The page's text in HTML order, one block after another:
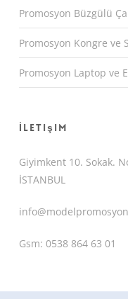
Promosyon Büzgülü
Promosyon Kongre ve
Promosyon Laptop ve
İletişim
Giyimkent 10. Sokak.
İSTANBUL
Gsm: 0538 864 63 01